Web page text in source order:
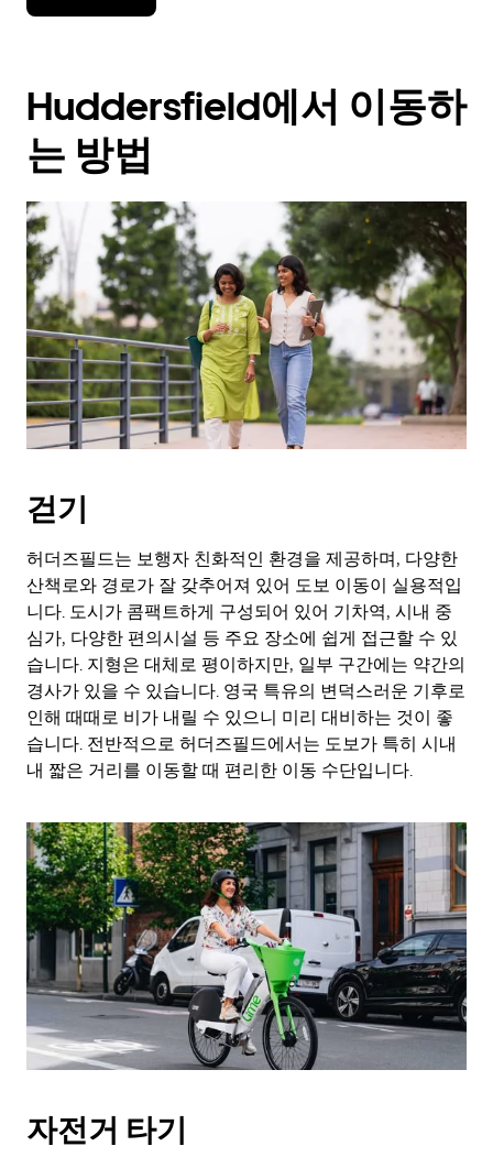
작
하
려
면
래
화
살
표
키
를
눌
러
날
짜
하
요.
캘
린
더
를
닫
으
려
면
Esc
키
누
르
세
요.
Huddersfield에서 이동하
는 방법
걷기
허더즈필드는 보행자 친화적인 환경을 제공하며, 다양한
산책로와 경로가 잘 갖추어져 있어 도보 이동이 실용적입
니다. 도시가 콤팩트하게 구성되어 있어 기차역, 시내 중
심가, 다양한 편의시설 등 주요 장소에 쉽게 접근할 수 있
습니다. 지형은 대체로 평이하지만, 일부 구간에는 약간의
경사가 있을 수 있습니다. 영국 특유의 변덕스러운 기후로
인해 때때로 비가 내릴 수 있으니 미리 대비하는 것이 좋
습니다. 전반적으로 허더즈필드에서는 도보가 특히 시내
내 짧은 거리를 이동할 때 편리한 이동 수단입니다.
자전거 타기